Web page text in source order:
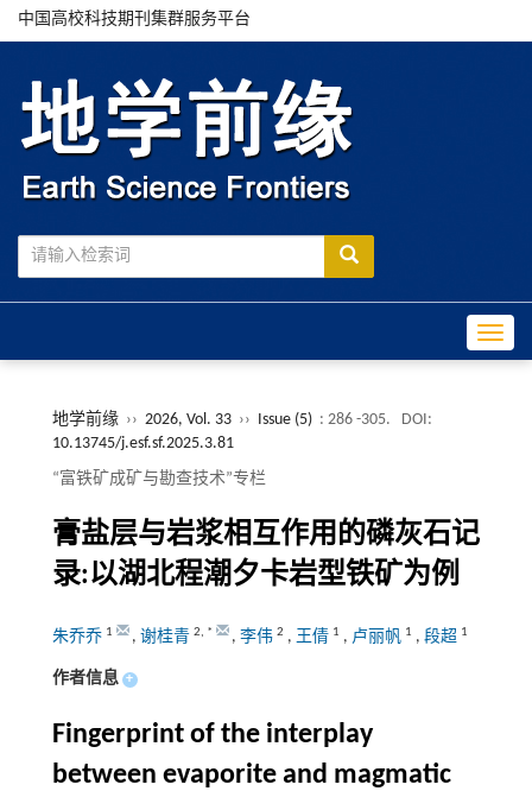
中国高校科技期刊集群服务平台
地学前缘 ›› 2026, Vol. 33 ›› Issue (5) : 286 -305.
DOI:
10.13745/j.esf.sf.2025.3.81
“富铁矿成矿与勘查技术”专栏
膏盐层与岩浆相互作用的磷灰石记
录:以湖北程潮夕卡岩型铁矿为例
朱乔乔 1 , 谢桂青 2, * , 李伟 2 , 王倩 1 , 卢丽帆 1 , 段超 1
作者信息 +
Fingerprint of the interplay
between evaporite and magmatic